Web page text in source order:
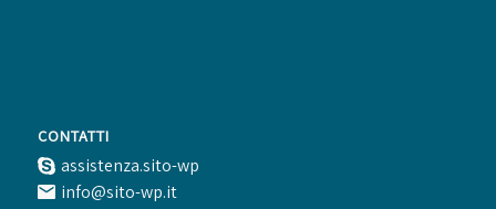
CONTATTI
assistenza.sito-wp
info@sito-wp.it